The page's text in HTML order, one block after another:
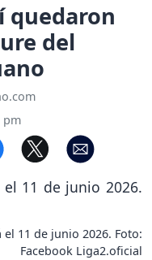
quedaron
del
pm
11 de junio 2026. Foto:
Facebook Liga2.oficial